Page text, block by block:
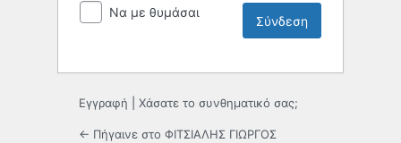
Να με θυμάσαι
Εγγραφή Χάσατε το συνθηματικό σας;
← Πήγαινε στο ΦΙΤΣΙΑΛΗΣ ΓΙΩΡΓΟΣ